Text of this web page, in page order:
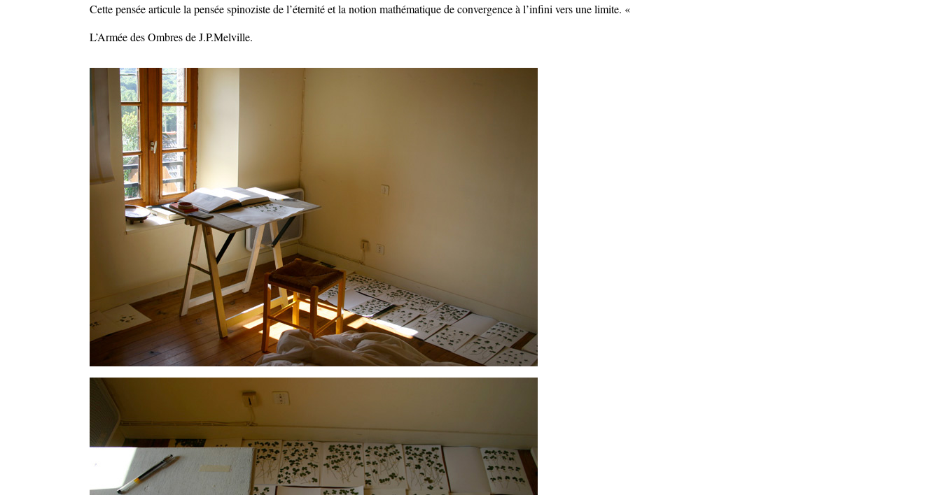
Cette pensée articule la pensée spinoziste de l’éternité et la notion mathématique de convergence à l’infini vers une limite. «
L’Armée des Ombres de J.P.Melville.